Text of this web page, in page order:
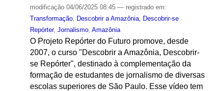
modificação04/06/2025 08:45 — registrado em:
Transformação,
Descobrir a Amazônia, Descobrir-se
Repórter, Jornalismo, Amazônia
O Projeto Repórter do Futuro promove, desde
2007, o curso "Descobrir a Amazônia, Descobrir-
se Repórter", destinado à complementação da
formação de estudantes de jornalismo de diversas
escolas superiores de São Paulo. Esse vídeo tem